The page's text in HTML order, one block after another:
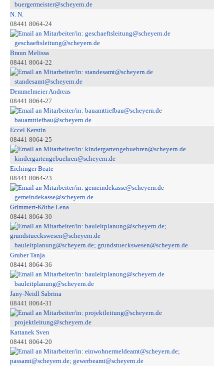
buergermeister@scheyern.de
N. N.
08441 8064-24
geschaeftsleitung@scheyern.de
Braun Melissa
08441 8064-22
standesamt@scheyern.de
Demmelmeier Andreas
08441 8064-27
bauamttiefbau@scheyern.de
Eccel Kerstin
08441 8064-25
kindergartengebuehren@scheyern.de
Eichinger Beate
08441 8064-23
gemeindekasse@scheyern.de
Grimmert-Köthe Lena
08441 8064-30
bauleitplanung@scheyern.de; grundstueckswesen@scheyern.de
Gruber Tanja
08441 8064-36
bauleitplanung@scheyern.de
Jany-Neidl Sabrina
08441 8064-31
projektleitung@scheyern.de
Kattanek Sven
08441 8064-20